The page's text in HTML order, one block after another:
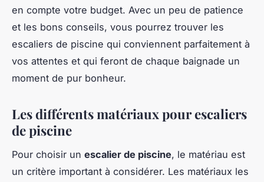
en compte votre budget. Avec un peu de patience
et les bons conseils, vous pourrez trouver les
escaliers de piscine qui conviennent parfaitement à
vos attentes et qui feront de chaque baignade un
moment de pur bonheur.
Les différents matériaux pour escaliers
de piscine
Pour choisir un escalier de piscine, le matériau est
un critère important à considérer. Les matériaux les